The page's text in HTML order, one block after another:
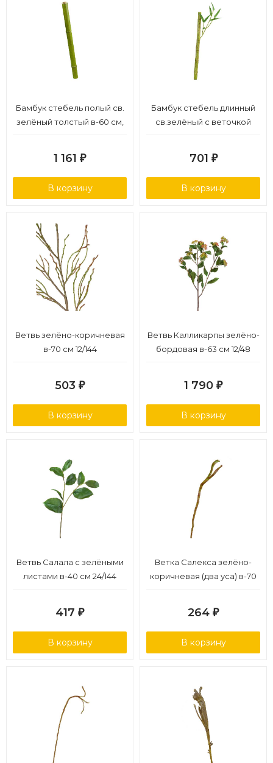
Бамбук стебель полый св.
зелёный толстый в-60 см,
1 161 ₽
В корзину
Бамбук стебель длинный
св.зелёный с веточкой
701 ₽
В корзину
Ветвь зелёно-коричневая
в-70 см 12/144
503 ₽
В корзину
Ветвь Калликарпы зелёно-
бордовая в-63 см 12/48
1 790 ₽
В корзину
Ветвь Салала с зелёными
листами в-40 см 24/144
417 ₽
В корзину
Ветка Салекса зелёно-
коричневая (два уса) в-70
264 ₽
В корзину